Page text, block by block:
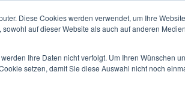
Diese Cookies werden verwendet, um Ihre
auf dieser Website als auch auf anderen
Ihre Daten nicht verfolgt. Um Ihren Wünschen
setzen, damit Sie diese Auswahl nicht noch